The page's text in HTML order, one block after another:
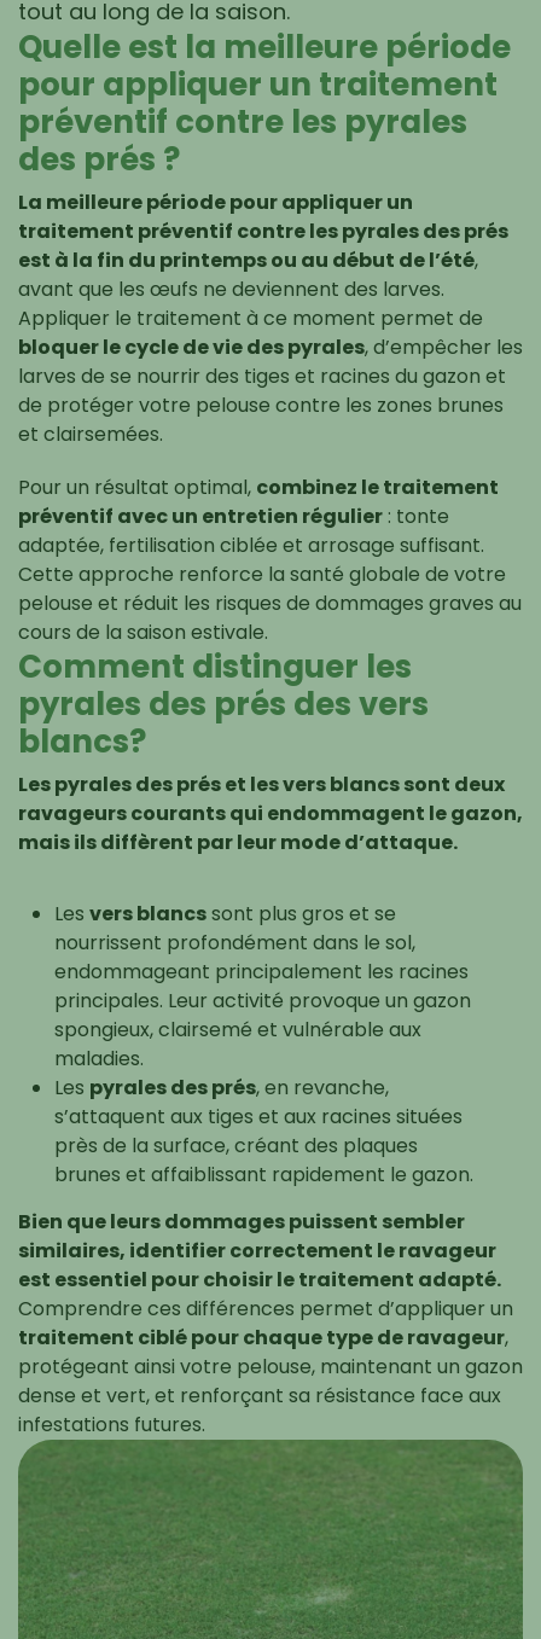
tout au long de la saison.
Quelle est la meilleure période
pour appliquer un traitement
préventif contre les pyrales
des prés ?
La meilleure période pour appliquer un
traitement préventif contre les pyrales des prés
est à la fin du printemps ou au début de l’été,
avant que les œufs ne deviennent des larves.
Appliquer le traitement à ce moment permet de
bloquer le cycle de vie des pyrales, d’empêcher les
larves de se nourrir des tiges et racines du gazon et
de protéger votre pelouse contre les zones brunes
et clairsemées.
Pour un résultat optimal, combinez le traitement
préventif avec un entretien régulier : tonte
adaptée, fertilisation ciblée et arrosage suffisant.
Cette approche renforce la santé globale de votre
pelouse et réduit les risques de dommages graves au
cours de la saison estivale.
Comment distinguer les
pyrales des prés des vers
blancs?
Les pyrales des prés et les vers blancs sont deux
ravageurs courants qui endommagent le gazon,
mais ils diffèrent par leur mode d’attaque.
Les vers blancssont plus gros et se
nourrissent profondément dans le sol,
endommageant principalement les racines
principales. Leur activité provoque un gazon
spongieux, clairsemé et vulnérable aux
maladies.
Les pyrales des prés, en revanche,
s’attaquent aux tiges et aux racines situées
près de la surface, créant des plaques
brunes et affaiblissant rapidement le gazon.
Bien que leurs dommages puissent sembler
similaires, identifier correctement le ravageur
est essentiel pour choisir le traitement adapté.
Comprendre ces différences permet d’appliquer un
traitement ciblé pour chaque type de ravageur,
protégeant ainsi votre pelouse, maintenant un gazon
dense et vert, et renforçant sa résistance face aux
infestations futures.